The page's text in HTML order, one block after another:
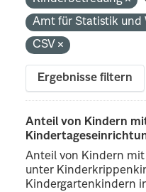
Amt für Statistik und
CSV
Ergebnisse filtern
Anteil von Kindern
Anteil von Kindern
unter
Kindergartenkindern